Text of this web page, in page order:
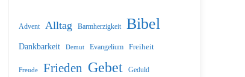
Advent Alltag Barmherzigkeit Bibel
Dankbarkeit Demut Evangelium Freiheit
Freude Frieden Gebet Geduld